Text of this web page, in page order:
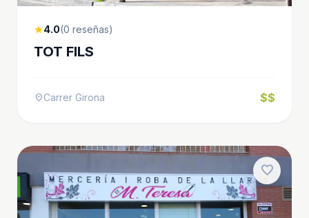
star4.0(0 reseñas)
TOT FILS
location_onCarrer Girona $$
favorite